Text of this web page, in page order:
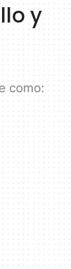
y
como: